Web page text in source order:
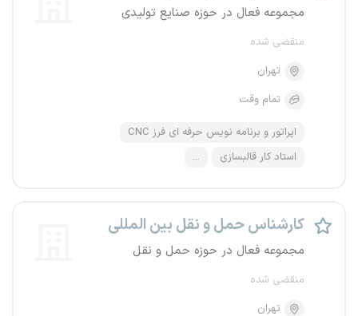
مجموعه فعال در حوزه صنایع تولیدی
منقضی شده
تهران
تمام وقت
اپراتور و برنامه نویس حرفه ای فرز CNC
استاد کار قالبسازی
...
کارشناس حمل و نقل بین المللی
مجموعه فعال در حوزه حمل و نقل
منقضی شده
تهران